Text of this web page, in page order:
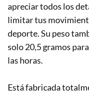
apreciar todos los
limitar tus
deporte. Su peso
solo 20,5 gramos
las horas.
Está fabricada